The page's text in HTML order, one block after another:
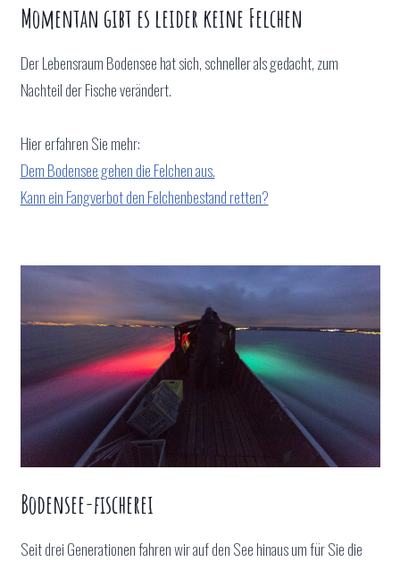
Bodensee-fischerei
Seit drei Generationen fahren wir auf den See hinaus um für Sie die
Momentan gibt es leider keine Felchen
Der Lebensraum Bodensee hat sich, schneller als gedacht, zum
Nachteil der Fische verändert.
Hier erfahren Sie mehr:
Dem Bodensee gehen die Felchen aus.
Kann ein Fangverbot den Felchenbestand retten?